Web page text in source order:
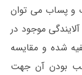
و پساب می توان
موجود در
شده و مقایسه
بودن آن جهت